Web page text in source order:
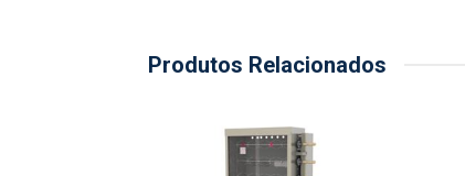
Produtos Relacionados